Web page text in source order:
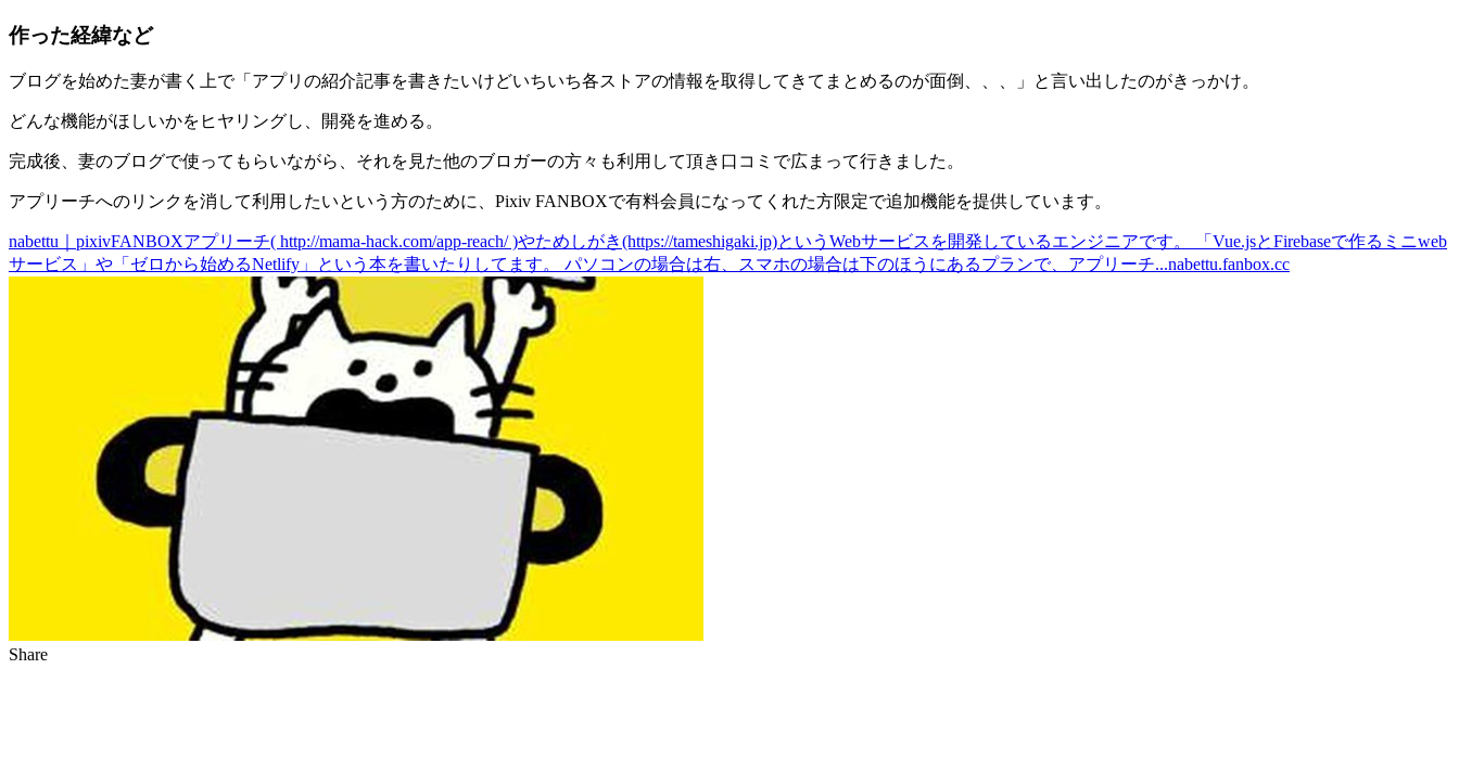
作った経緯など
ブログを始めた妻が書く上で「アプリの紹介記事を書きたいけどいちいち各ストアの情報を取得してきてまとめるのが面倒、、、」と言い出したのがきっかけ。
どんな機能がほしいかをヒヤリングし、開発を進める。
完成後、妻のブログで使ってもらいながら、それを見た他のブロガーの方々も利用して頂き口コミで広まって行きました。
アプリーチへのリンクを消して利用したいという方のために、Pixiv FANBOXで有料会員になってくれた方限定で追加機能を提供しています。
nabettu｜pixivFANBOXアプリーチ( http://mama-hack.com/app-reach/ )やためしがき(https://tameshigaki.jp)というWebサービスを開発しているエンジニアです。 「Vue.jsとFirebaseで作るミニweb
サービス」や「ゼロから始めるNetlify」という本を書いたりしてます。 パソコンの場合は右、スマホの場合は下のほうにあるプランで、アプリーチ...nabettu.fanbox.cc
Share